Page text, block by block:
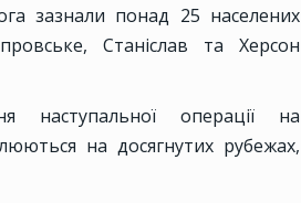
зазнали понад 25 населених
Станіслав та Херсон
наступальної операції на
на досягнутих рубежах,